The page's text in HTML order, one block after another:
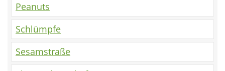
Peanuts
Schlümpfe
Sesamstraße